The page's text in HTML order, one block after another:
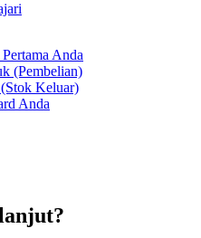
Anda
(Pembelian)
Keluar)
Anda